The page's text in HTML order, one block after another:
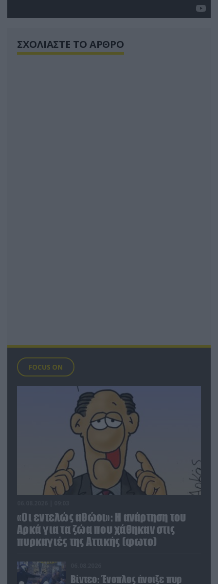
ΣΧΟΛΙΑΣΤΕ ΤΟ ΑΡΘΡΟ
FOCUS ON
«Οι εντελώς αθώοι»: Η ανάρτηση του
Αρκά για τα ζώα που χάθηκαν στις
πυρκαγιές της Αττικής (φωτο)
Βίντεο: Ένοπλος άνοιξε πυρ